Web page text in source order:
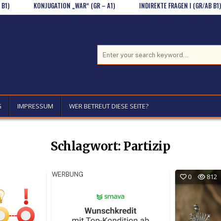
KONJUGATION „WAR“ (GR – A1) INDIREKTE FRAGEN I (GR/AB B1)
IMPRESSUM WER BETREUT DIESE SEITE?
Schlagwort: Partizip
WERBUNG 0 812